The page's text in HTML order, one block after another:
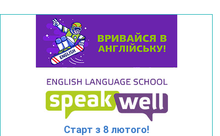
Старт з 8 лютого!